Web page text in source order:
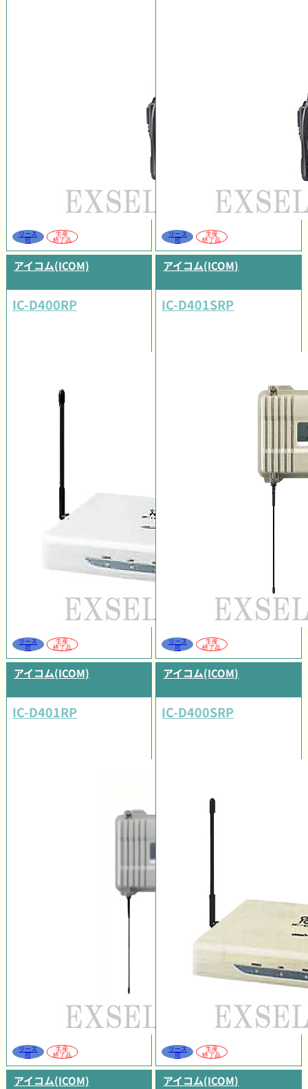
リース
可
生産
終了品
リース
可
生産
終了品
アイコム(ICOM)
IC-D400RP
リース
可
生産
終了品
アイコム(ICOM)
IC-D401SRP
リース
可
生産
終了品
アイコム(ICOM)
IC-D401RP
リース
可
生産
終了品
アイコム(ICOM)
IC-D400SRP
リース
可
生産
終了品
アイコム(ICOM) アイコム(ICOM)